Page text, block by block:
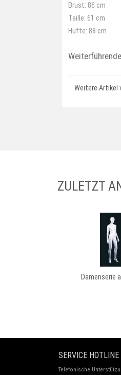
Brust: 86 cm
Taille: 61 cm
Hüfte: 88 cm
Weitere Artikel
ZULETZT
Damenserie
SERVICE HOTLINE
Telefonische